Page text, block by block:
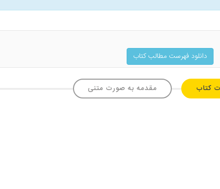
دانلود فهرست مطالب کتاب
کتاب مقدمه به صورت متنی